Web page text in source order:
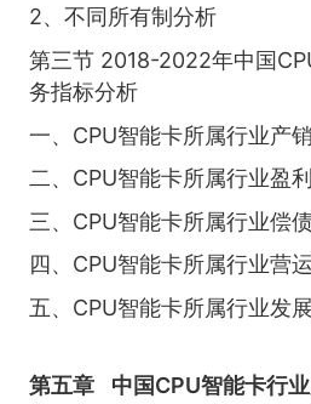
2、不同所有制分析
第三节 2018-2022年中国
务指标分析
一、CPU智能卡所属行业产
二、CPU智能卡所属行业盈
三、CPU智能卡所属行业偿
四、CPU智能卡所属行业营
五、CPU智能卡所属行业发
第五章
中国CPU智能卡行